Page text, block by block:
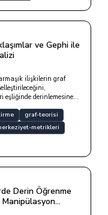
ve Gephi ile
ilişkilerin graf
eşliğinde derinlemesine
graf-teorisi
metrikleri
Derin Öğrenme
Manipülasyon